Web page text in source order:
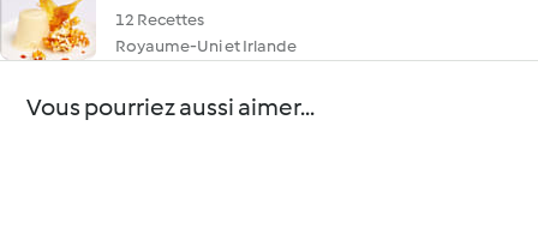
12 Recettes
Royaume-Uni et Irlande
Vous pourriez aussi aimer...